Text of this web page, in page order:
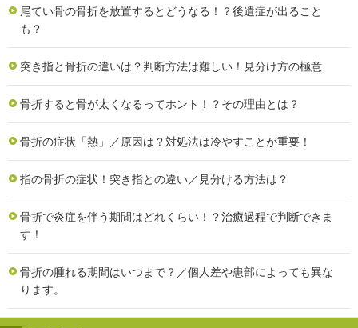
尾てい骨の骨折を放置するとどうなる！？後遺症が出ること
も？
突き指と骨折の違いは？判断方法は難しい！見分け方の極意
骨折すると骨が太くなるってホント！？その理由とは？
骨折の症状「熱」／原因は？対処法は冷やすことが重要！
指の骨折の症状！突き指との違い／見分ける方法は？
骨折で炎症を伴う期間はどれくらい！？治癒過程で判断できま
す！
骨折の腫れる期間はいつまで？／個人差や患部によっても異な
ります。